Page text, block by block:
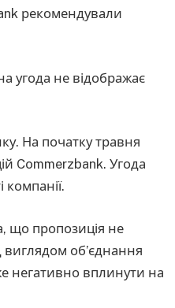
рекомендували
угода не відображає
На початку травня
Commerzbank. Угода
що пропозиція не
виглядом об’єднання
негативно вплинути на